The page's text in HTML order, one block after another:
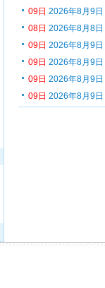
09日 2026年8月9日
08日 2026年8月8日
09日 2026年8月9日
09日 2026年8月9
09日 2026年8月9
09日 2026年8月9